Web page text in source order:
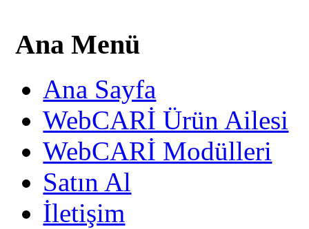
Ana Menü
Ana Sayfa
WebCARİ Ürün Ailesi
WebCARİ Modülleri
Satın Al
İletişim